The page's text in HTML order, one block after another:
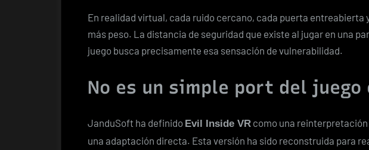
En realidad virtual, cada ruido cercano, cada puerta entreabierta
más peso. La distancia de seguridad que existe al jugar en una
juego busca precisamente esa sensación de vulnerabilidad.
No es un simple port del
JanduSoft ha definido Evil Inside VR como una
una adaptación directa. Esta versión ha sido reconstruida para